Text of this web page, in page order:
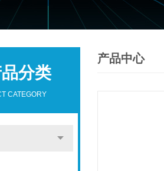
分类
CATEGORY
产品中心